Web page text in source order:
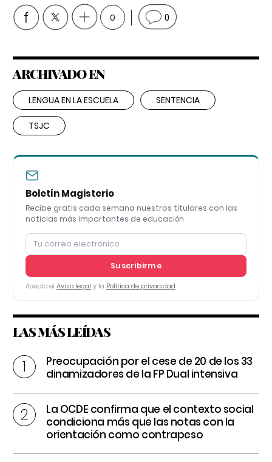
0 0
ARCHIVADO EN
LENGUA EN LA ESCUELA SENTENCIA
TSJC
Boletín Magisterio
Recibe gratis cada semana nuestros titulares con las
noticias más importantes de educación
Suscribirme
Acepto el Aviso legal y la Política de privacidad
LAS MÁS LEÍDAS
Preocupación por el cese de 20 de los 33
dinamizadores de la FP Dual intensiva
La OCDE confirma que el contexto social
condiciona más que las notas con la
orientación como contrapeso